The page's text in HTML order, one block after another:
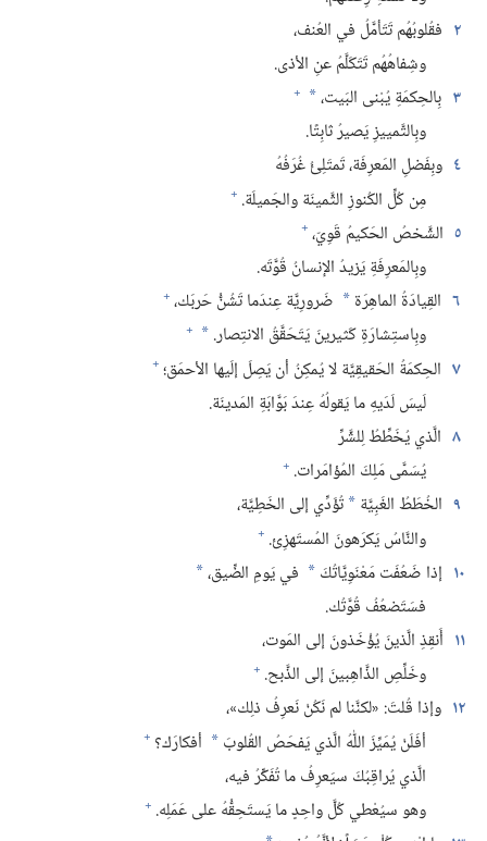
٢ فقُلوبُهُم تَتَأمَّلُ في العُنف،‏
وشِفاهُهُم تَتَكَلَّمُ عنِ الأذى.‏
٣ بِالحِكمَةِ يُبْنى البَيت،‏*
+
وبِالتَّمييزِ يَصيرُ ثابِتًا.‏
٤ وبِفَضلِ المَعرِفَة،‏ تَمتَلِئُ غُرَفُهُ
مِن كُلِّ الكُنوزِ الثَّمينَة والجَميلَة.‏ +
٥ الشَّخصُ الحَكيمُ قَوِيّ،‏ +
وبِالمَعرِفَةِ يَزيدُ الإنسانُ قُوَّتَه.‏
٦ القِيادَةُ الماهِرَة * ضَرورِيَّة عِندَما تَشُنُّ حَربَك،‏ +
وبِاستِشارَةِ كَثيرينَ يَتَحَقَّقُ الانتِصار.‏ *
+
٧ الحِكمَةُ الحَقيقِيَّة لا يُمكِنُ أن يَصِلَ إلَيها الأحمَق؛‏ +
لَيسَ لَدَيهِ ما يَقولُهُ عِندَ بَوَّابَةِ المَدينَة.‏
٨ الَّذي يُخَطِّطُ لِلشَّرِّ
يُسَمَّى مَلِكَ المُؤامَرات.‏ +
٩ الخُطَطُ الغَبِيَّة *تُؤَدِّي إلى الخَطِيَّة،‏
والنَّاسُ يَكرَهونَ المُستَهزِئ.‏ +
١٠ إذا ضَعُفَت مَعْنَوِيَّاتُكَ * في يَومِ الضِّيق،‏*
فسَتَضعُفُ قُوَّتُك.‏
١١ أَنقِذِ الَّذينَ يُؤْخَذونَ إلى المَوت،‏
وخَلِّصِ الذَّاهِبينَ إلى الذَّبح.‏ +
١٢ وإذا قُلتَ:‏ «لكنَّنا لم نَكُنْ نَعرِفُ ذلِك»،‏
أفَلَنْ يُمَيِّزَ اللّٰهُ الَّذي يَفحَصُ القُلوبَ * أفكارَك؟‏ +
الَّذي يُراقِبُكَ سيَعرِفُ ما تُفَكِّرُ فيه،‏
وهو سيُعْطي كُلَّ واحِدٍ ما يَستَحِقُّهُ على عَمَلِه.‏ +